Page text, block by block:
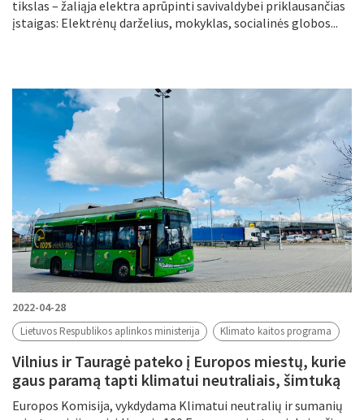
tikslas – žaliąja elektra aprūpinti savivaldybei priklausančias
įstaigas: Elektrėnų darželius, mokyklas, socialinės globos...
2022-04-28
Lietuvos Respublikos aplinkos ministerija Klimato kaitos programa
Vilnius ir Tauragė pateko į Europos miestų, kurie
gaus paramą tapti klimatui neutraliais, šimtuką
Europos Komisija, vykdydama Klimatui neutralių ir sumanių